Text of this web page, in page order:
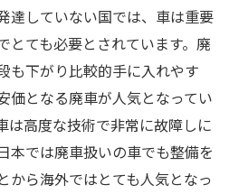
達していない国では、車は重要
とても必要とされています。廃
も下がり比較的手に入れやす
価となる廃車が人気となってい
は高度な技術で非常に故障しに
本では廃車扱いの車でも整備を
から海外ではとても人気となっ